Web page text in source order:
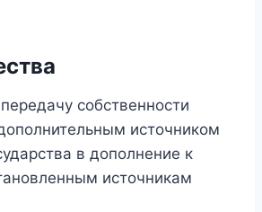
собственности
источником
в дополнение к
источникам